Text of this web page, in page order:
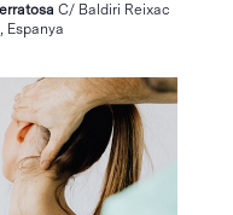
C/ Baldiri Reixac
Espanya